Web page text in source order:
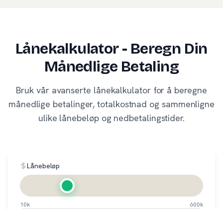
Lånekalkulator - Beregn Din
Månedlige Betaling
Bruk vår avanserte lånekalkulator for å beregne
månedlige betalinger, totalkostnad og sammenligne
ulike lånebeløp og nedbetalingstider.
Lånebeløp
10k 600k